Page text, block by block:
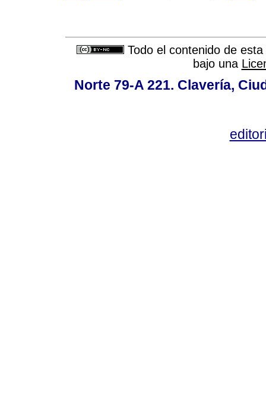
Todo el contenido de
bajo una
Norte 79-A 221. Clavería,